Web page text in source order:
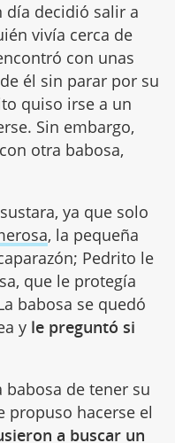
día decidió salir a
vivía cerca de
con unas
él sin parar por su
quiso irse a un
Sin embargo,
otra babosa,
ya que solo
, la pequeña
Pedrito le
que le protegía
babosa se quedó
yle preguntó si
babosa de tener su
propuso hacerse el
a buscar un